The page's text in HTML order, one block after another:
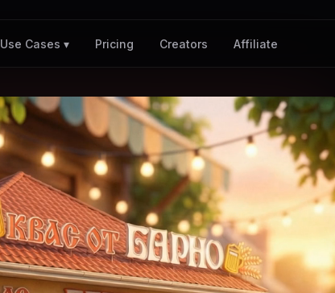
Use Cases ▾ Pricing Creators Affiliate